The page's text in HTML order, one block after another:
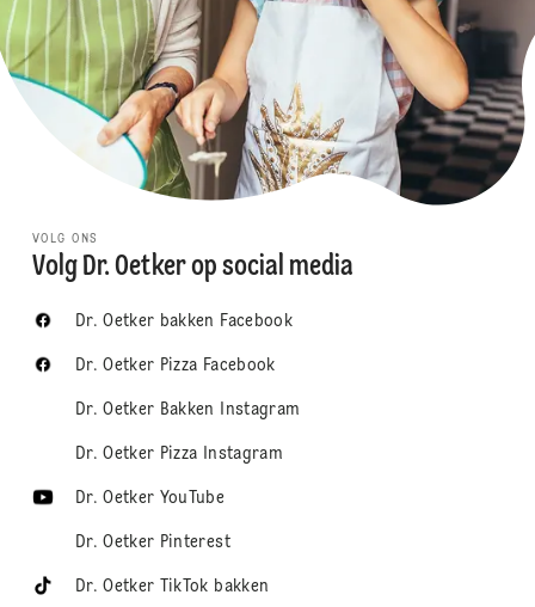
VOLG ONS
Volg Dr. Oetker op social media
Dr. Oetker bakken Facebook
Dr. Oetker Pizza Facebook
Dr. Oetker Bakken Instagram
Dr. Oetker Pizza Instagram
Dr. Oetker YouTube
Dr. Oetker Pinterest
Dr. Oetker TikTok bakken